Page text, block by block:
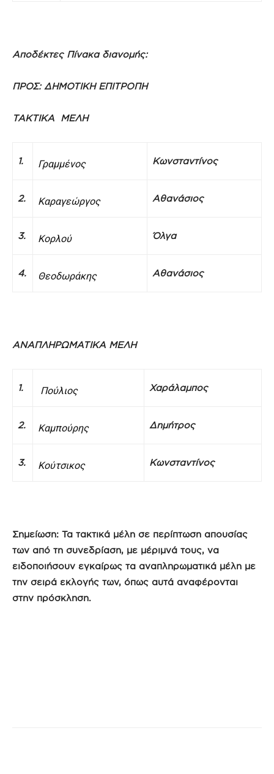
Αποδέκτες Πίνακα διανομής:
ΠΡΟΣ: ΔΗΜΟΤΙΚΗ ΕΠΙΤΡΟΠΗ
ΤΑΚΤΙΚΑ ΜΕΛΗ
1. Γραμμένος Κωνσταντίνος
2. Καραγεώργος Αθανάσιος
3. Κορλού Όλγα
4. Θεοδωράκης Αθανάσιος
ΑΝΑΠΛΗΡΩΜΑΤΙΚΑ ΜΕΛΗ
1. Πούλιος Χαράλαμπος
2. Καμπούρης Δημήτρος
3. Κούτσικος Κωνσταντίνος
Σημείωση: Τα τακτικά μέλη σε περίπτωση απουσίας
των από τη συνεδρίαση, με μέριμνά τους, να
ειδοποιήσουν εγκαίρως τα αναπληρωματικά μέλη με
την σειρά εκλογής των, όπως αυτά αναφέρονται
στην πρόσκληση.